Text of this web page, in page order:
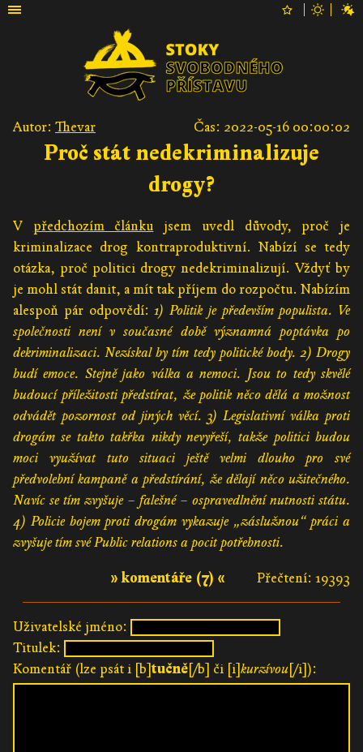
Autor: Thevar Čas: 2022-05-16 00:00:02
Proč stát nedekriminalizuje
drogy?
V předchozím článku jsem uvedl důvody, proč je
kriminalizace drog kontraproduktivní. Nabízí se tedy
otázka, proč politici drogy nedekriminalizují. Vždyť by
je mohl stát danit, a mít tak příjem do rozpočtu. Nabízím
alespoň pár odpovědí:1) Politik je především populista. Ve
společnosti není v současné době významná poptávka po
dekriminalizaci. Nezískal by tím tedy politické body. 2) Drogy
budí emoce. Stejně jako válka a nemoci. Jsou to tedy skvělé
budoucí příležitosti předstírat, že politik něco dělá a možnost
odvádět pozornost od jiných věcí. 3) Legislativní válka proti
drogám se takto takřka nikdy nevyřeší, takže politici budou
moci využívat tuto situaci ještě velmi dlouho pro své
předvolební kampaně a předstírání, že dělají něco užitečného.
Navíc se tím zvyšuje – falešné – ospravedlnění nutnosti státu.
4) Policie bojem proti drogám vykazuje „záslužnou“ práci a
zvyšuje tím své Public relations a pocit potřebnosti.
Přečtení: 19393
» komentáře (7) «
Uživatelské jméno:
Titulek:
Komentář (lze psát i [b]tučně[/b] či [i]kurzívou[/i]):